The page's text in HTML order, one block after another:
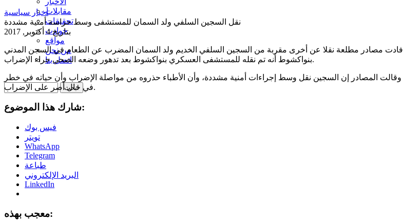
مقابلات
تحقيقات
حوادث
مواقع
من نحن
اتصل بنا
أخبار سياسية
نقل السجين السلفي ولد السمان للمستشفى وسط حراسة أمنية مشددة
بتاريخ 4 أكتوبر, 2017
أفادت مصادر مطلعة نقلا عن أخرى مقربة من السجين السلفي الخديم ولد السمان المضرب عن الطعام في السجن المدني
بنواكشوط أنه تم نقله للمستشفى العسكري بنواكشوط بعد تدهور وضعه الصحي جراء الإضراب.
وقالت المصادر إن السجين نقل وسط إجراءات أمنية مشددة، وأن الأطباء حذروه من مواصلة الإضراب وأن حياته في خطر
في حال أصر على الإضراب.
شارك هذا الموضوع:
فيس بوك
تويتر
WhatsApp
Telegram
طباعة
البريد الإلكتروني
LinkedIn
معجب بهذه: